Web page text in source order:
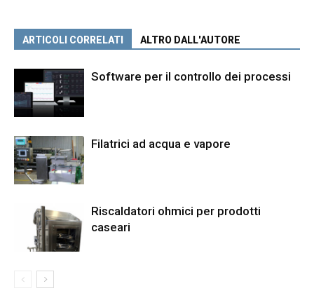
ARTICOLI CORRELATI ALTRO DALL'AUTORE
Software per il controllo dei processi
Filatrici ad acqua e vapore
Riscaldatori ohmici per prodotti
caseari